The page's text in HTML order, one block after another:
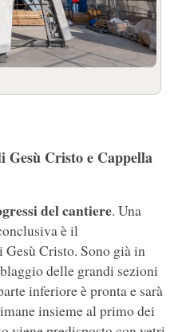
Cristo e Cappella
del cantiere. Una
è il
Cristo. Sono già in
delle grandi sezioni
inferiore è pronta e sarà
insieme al primo dei